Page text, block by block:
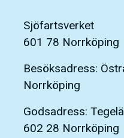
Sjöfartsverket
601 78 Norrköping
Besöksadress:
Norrköping
Godsadress:
602 28 Norrköping